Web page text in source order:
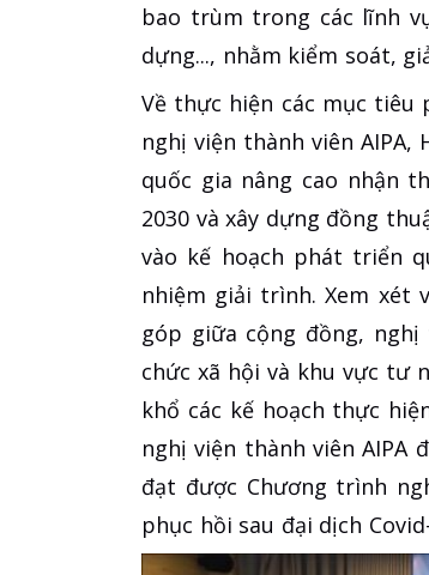
bao trùm trong các lĩnh
dựng..., nhằm kiểm soát,
Về thực hiện các mục tiêu
nghị viện thành viên
quốc gia nâng cao nhận
2030 và xây dựng đồng
vào kế hoạch phát triển
nhiệm giải trình. Xem xét
góp giữa cộng đồng,
chức xã hội và khu vực tư
khổ các kế hoạch thực
nghị viện thành viên AIPA
đạt được Chương trình
phục hồi sau đại dịch